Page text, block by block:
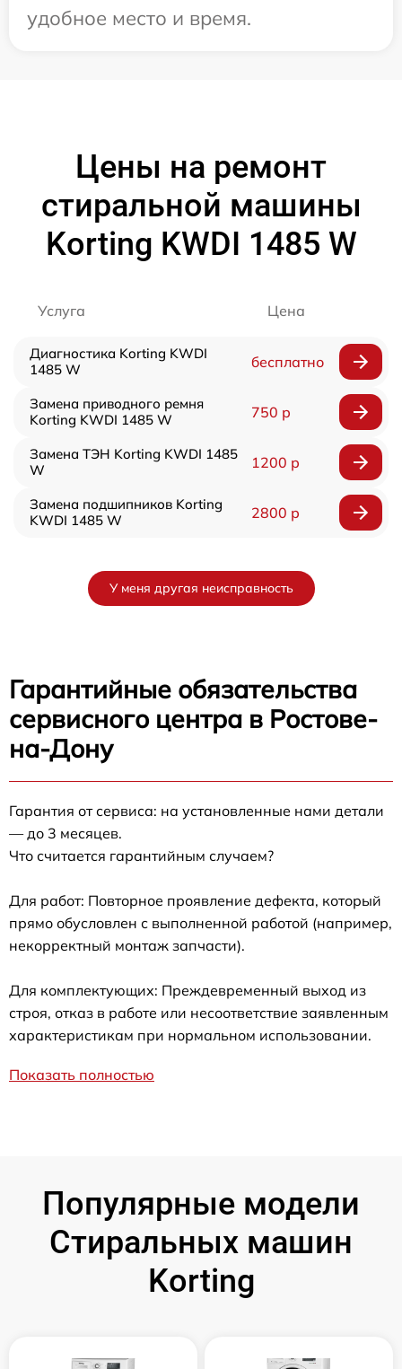
удобное место и время.
Цены на ремонт
стиральной машины
Korting KWDI 1485 W
Услуга Цена
Диагностика Korting KWDI
1485 W
бесплатно
Замена приводного ремня
Korting KWDI 1485 W
750 р
Замена ТЭН Korting KWDI 1485
W
1200 р
Замена подшипников Korting
KWDI 1485 W
2800 р
У меня другая неисправность
Гарантийные обязательства
сервисного центра в Ростове-
на-Дону
Гарантия от сервиса: на установленные нами детали
— до 3 месяцев.
Что считается гарантийным случаем?
Для работ: Повторное проявление дефекта, который
прямо обусловлен с выполненной работой (например,
некорректный монтаж запчасти).
Для комплектующих: Преждевременный выход из
строя, отказ в работе или несоответствие заявленным
характеристикам при нормальном использовании.
Показать полностью
Популярные модели
Стиральных машин
Korting